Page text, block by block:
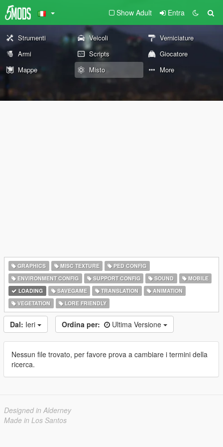
Show Adult Entra
Strumenti Veicoli
Verniciature
Armi
Scripts
Giocatore
Mappe
Misto More
GRAPHICS MISC TEXTURE
PED CONFIG
ENVIRONMENT CONFIG
SUPPORT CONFIG SOUND
MOBILE
LOADING
SAVEGAME TRANSLATION
ANIMATION
VEGETATION
LORE FRIENDLY
Dal: Ieri Ordina per: Ultima Versione
Nessun file trovato, per favore prova a cambiare i termini della
ricerca.
Designed in Alderney
Made in Los Santos